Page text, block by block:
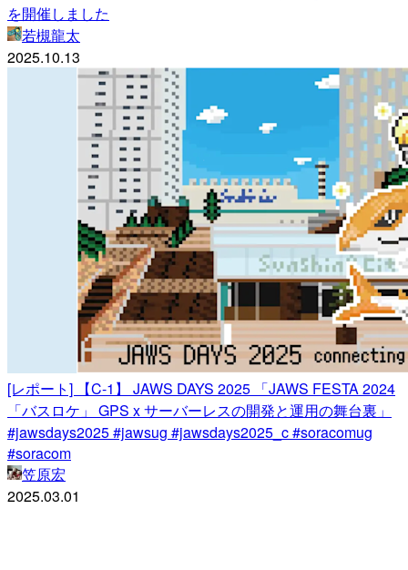
を開催しました
若槻龍太
2025.10.13
[レポート] 【C-1】 JAWS DAYS 2025 「JAWS FESTA 2024
「バスロケ」 GPS x サーバーレスの開発と運用の舞台裏」
#jawsdays2025 #jawsug #jawsdays2025_c #soracomug
#soracom
笠原宏
2025.03.01